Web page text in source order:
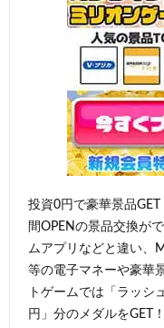
投資0円で豪華景品
間OPENの景品交換が
ムアプリなどと違い、
等の電子マネーや豪華
トゲームでは「ラッシ
円」分のメダルをGET